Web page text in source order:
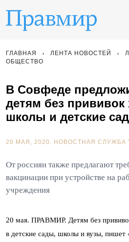
ГЛАВНАЯ ЛЕНТА НОВОСТЕЙ
ОБЩЕСТВО
В Совфеде
детям без прививок
школы и детские
20 МАЯ, 2020. НОВОСТНАЯ СЛУЖБА
От россиян также предлагают
вакцинации при устройстве на
учреждения
20 мая. ПРАВМИР. Детям без
в детские сады, школы и вузы, пишет